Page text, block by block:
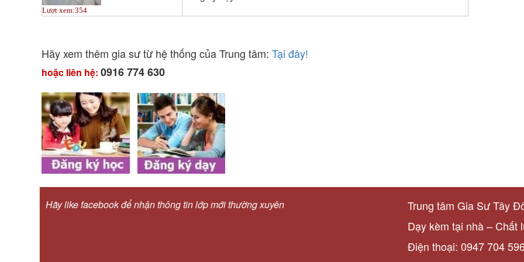
Lượt xem:354
Hãy xem thêm gia sư từ hệ thống của Trung tâm:Tại đây!
hoặc liên hệ:0916 774 630
Hãy like facebook để nhận thông tin lớp mới thường xuyên
Trung tâm Gia Sư Tây
Dạy kèm tại nhà – Chất
Điện thoại: 0947 704